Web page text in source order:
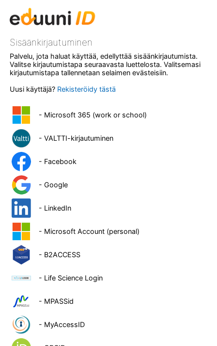
Sisäänkirjautuminen
Palvelu, jota haluat käyttää, edellyttää sisäänkirjautumista.
Valitse kirjautumistapa seuraavasta luettelosta. Valitsemasi
kirjautumistapa tallennetaan selaimen evästeisiin.
Uusi käyttäjä? Rekisteröidy tästä
- Microsoft 365 (work or school)
- VALTTI-kirjautuminen
- Facebook
- Google
- LinkedIn
- Microsoft Account (personal)
- B2ACCESS
- Life Science Login
- MPASSid
- MyAccessID